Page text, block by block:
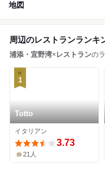
地図
周辺のレストランランキ
浦添・宜野湾× レストランの
1
Totto
イタリアン
3.73
21人